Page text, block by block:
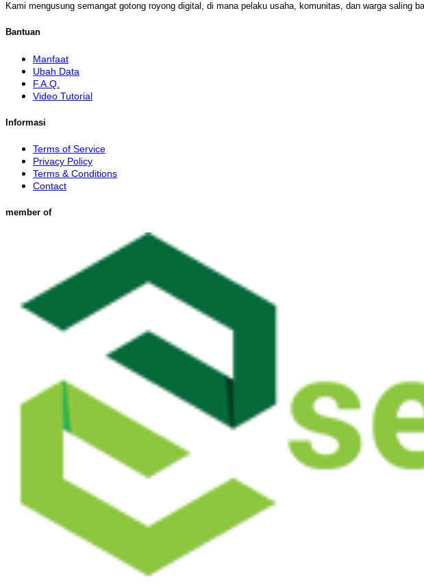
Kami mengusung semangat gotong royong digital, di mana pelaku usaha, komunitas, dan warga
Bantuan
Manfaat
Ubah Data
F.A.Q.
Video Tutorial
Informasi
Terms of Service
Privacy Policy
Terms & Conditions
Contact
member of